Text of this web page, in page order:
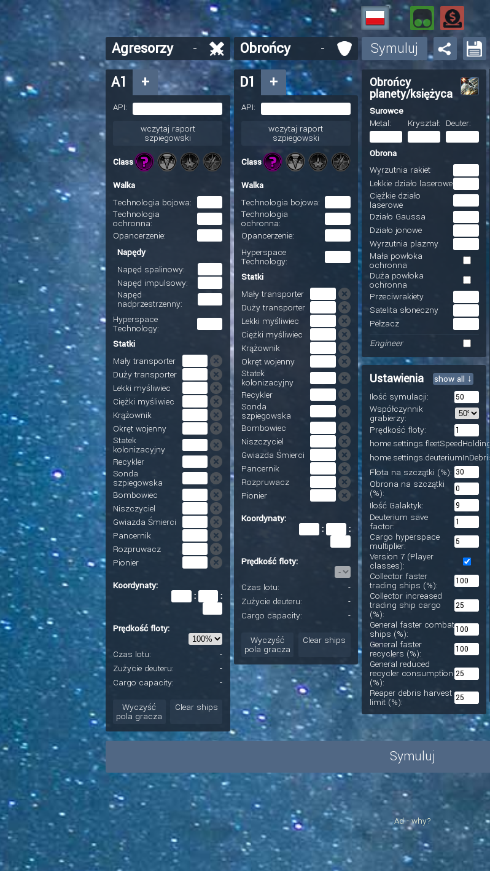
Agresorzy
-
A1
+
API:
wczytaj raport
szpiegowski
Class
Walka
Technologia bojowa:
Technologia
ochronna:
Opancerzenie:
Napędy
Napęd spalinowy:
Napęd impulsowy:
Napęd
nadprzestrzenny:
Hyperspace
Technology:
Statki
Mały transporter
Duży transporter
Lekki myśliwiec
Ciężki myśliwiec
Krążownik
Okręt wojenny
Statek
kolonizacyjny
Recykler
Sonda
szpiegowska
Bombowiec
Niszczyciel
Gwiazda Śmierci
Pancernik
Rozpruwacz
Pionier
Koordynaty:
:
:
Prędkość floty:
Czas lotu:
-
Zużycie deuteru:
-
Cargo capacity:
-
Wyczyść
pola gracza
Clear ships
Obrońcy
-
D1
+
API:
wczytaj raport
szpiegowski
Class
Walka
Technologia bojowa:
Technologia
ochronna:
Opancerzenie:
Hyperspace
Technology:
Statki
Mały transporter
Duży transporter
Lekki myśliwiec
Ciężki myśliwiec
Krążownik
Okręt wojenny
Statek
kolonizacyjny
Recykler
Sonda
szpiegowska
Bombowiec
Niszczyciel
Gwiazda Śmierci
Pancernik
Rozpruwacz
Pionier
Koordynaty:
:
:
Prędkość floty:
Czas lotu:
-
Zużycie deuteru:
-
Cargo capacity:
-
Wyczyść
pola gracza
Clear ships
Symuluj
Obrońcy
planety/księżyca
Surowce
Metal:
Kryształ: Deuter:
Obrona
Wyrzutnia rakiet
Lekkie działo laserowe
Ciężkie działo
laserowe
Działo Gaussa
Działo jonowe
Wyrzutnia plazmy
Mała powłoka
ochronna
Duża powłoka
ochronna
Przeciwrakiety
Satelita słoneczny
Pełzacz
Engineer
Ustawienia
show all ↓
Ilość symulacji:
Współczynnik
grabierzy:
Prędkość floty:
home.settings.fleetSpeedHolding
home.settings.deuteriumInDebris
Flota na szczątki (%):
Obrona na szczątki
(%):
Ilość Galaktyk:
Deuterium save
factor:
Cargo hyperspace
multiplier:
Version 7 (Player
classes):
Collector faster
trading ships (%):
Collector increased
trading ship cargo
(%):
General faster combat
ships (%):
General faster
recyclers (%):
General reduced
recycler consumption
(%):
Reaper debris harvest
limit (%):
Symuluj
Ad - why?